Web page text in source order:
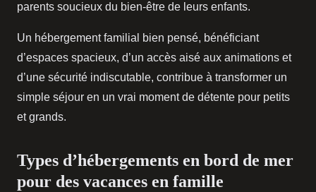
parents soucieux du bien-être de leurs enfants.
Un hébergement familial bien pensé, bénéficiant
d’espaces spacieux, d’un accès aisé aux animations et
d’une sécurité indiscutable, contribue à transformer un
simple séjour en un vrai moment de détente pour petits
et grands.
Types d’hébergements en bord de mer
pour des vacances en famille